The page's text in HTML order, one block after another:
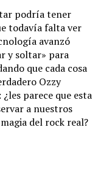
podría tener
todavía falta ver
avanzó
y soltar» para
que cada cosa
Ozzy
parece que esta
a nuestros
del rock real?